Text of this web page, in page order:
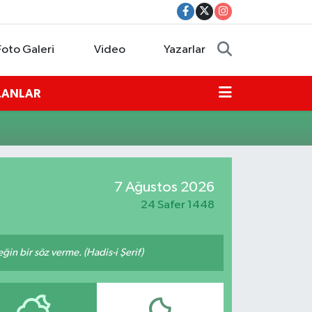
Galeri Video Yazarlar
7 Ağustos 2026
24 Safer 1448
bir söz verme. (Hadis-i Şerif)